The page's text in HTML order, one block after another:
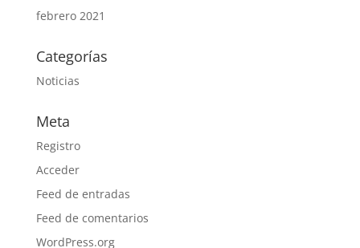
febrero 2021
Categorías
Noticias
Meta
Registro
Acceder
Feed de entradas
Feed de comentarios
WordPress.org